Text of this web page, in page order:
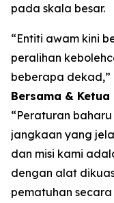
pada skala besar.
“Entiti awam kini
peralihan
beberapa dekad,”
Bersama &
“Peraturan
jangkaan yang
dan misi kami
dengan alat
pematuhan